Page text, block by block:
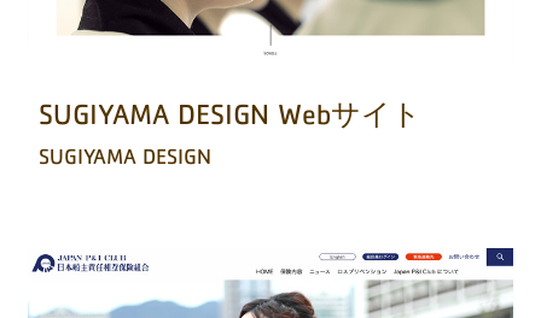
SUGIYAMA DESIGN Webサイト
SUGIYAMA DESIGN